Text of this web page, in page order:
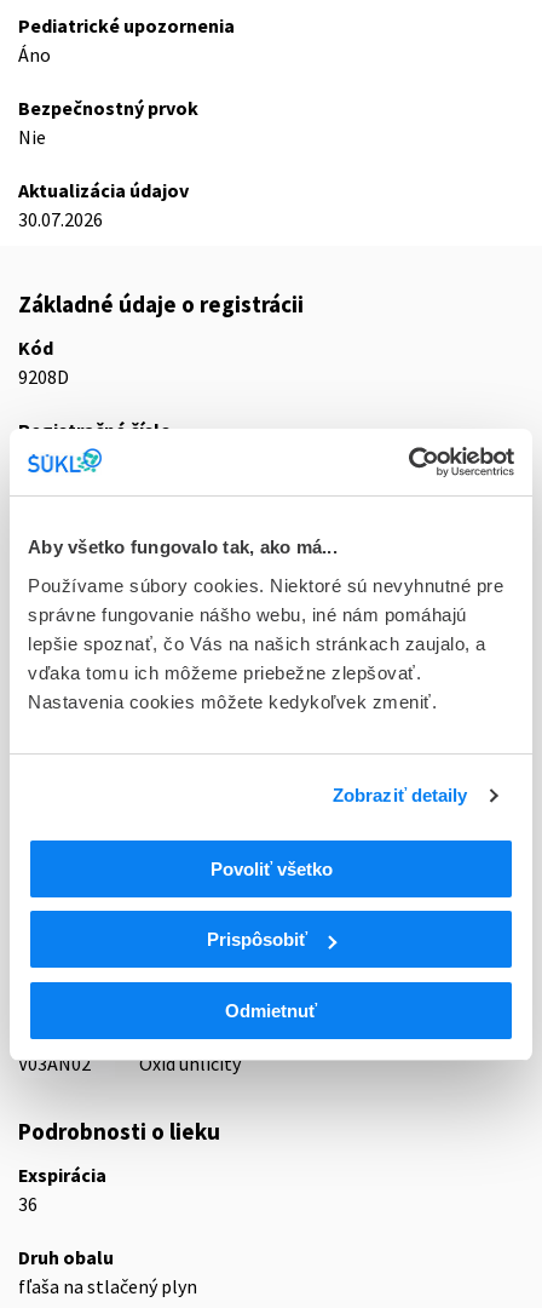
Aby všetko fungovalo tak, ako má...
Používame súbory cookies. Niektoré sú nevyhnutné pre
správne fungovanie nášho webu, iné nám pomáhajú
lepšie spoznať, čo Vás na našich stránkach zaujalo, a
vďaka tomu ich môžeme priebežne zlepšovať.
Nastavenia cookies môžete kedykoľvek zmeniť.
Zobraziť detaily
Povoliť všetko
Prispôsobiť
Odmietnuť
Pediatrické upozornenia
Áno
Bezpečnostný prvok
Nie
Aktualizácia údajov
30.07.2026
Základné údaje o registrácii
Kód
9208D
Registračné číslo
87/0303/21-S
gas mlf 1x20 l (fľ.oceľová s RPV ventil.)
Stav
D - Registrácia bez obmedzenia platnosti
Typ registračnej procedúry
Vzájomné uznávanie (mutual recognition proc.)
Držiteľ, krajina
Indikačná skupina
Rôzne (vária)
V03
Všetky ostatné liečivá
Všetky ostatné liečivá
V03AN
Medicinálne plyny
V03AN02
Oxid uhličitý
Podrobnosti o lieku
Exspirácia
36
Druh obalu
fľaša na stlačený plyn